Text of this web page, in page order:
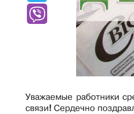
Уважаемые работники
связи! Сердечно